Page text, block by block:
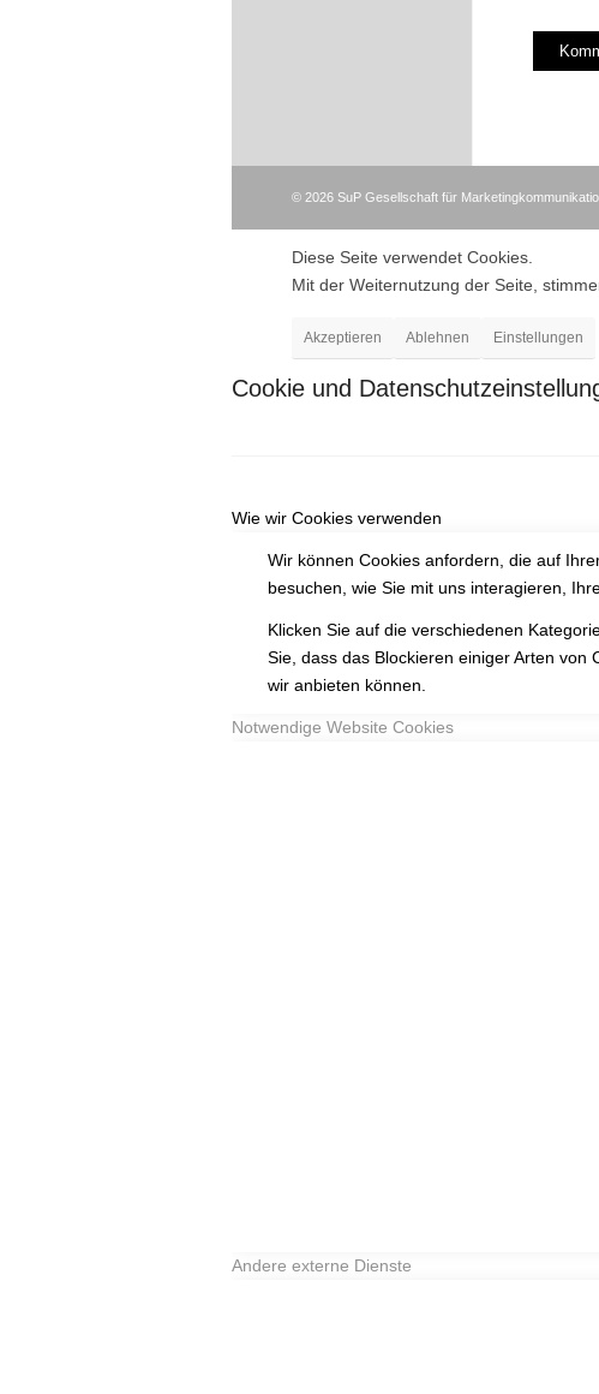
© 2026 SuP Gesellschaft für
Diese Seite verwendet Cookies.
Mit der Weiternutzung der Seite,
Akzeptieren Ablehnen Einstellungen
Cookie und
Wie wir Cookies verwenden
Wir können Cookies anfordern, die auf
besuchen, wie Sie mit uns interagieren,
Klicken Sie auf die verschiedenen
Sie, dass das Blockieren einiger Arten
wir anbieten können.
Notwendige Website Cookies
Andere externe Dienste